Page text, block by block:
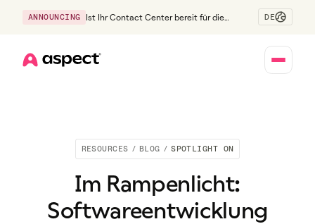
ANNOUNCING
Ist Ihr Contact Center bereit für die
DE
RESOURCES / BLOG / SPOTLIGHT ON
Im Rampenlicht:
Softwareentwicklung